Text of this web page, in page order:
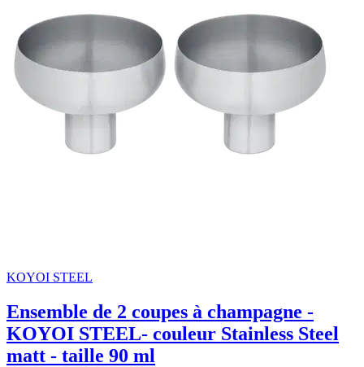
KOYOI STEEL
Ensemble de 2 coupes à champagne -
KOYOI STEEL- couleur Stainless Steel
matt - taille 90 ml